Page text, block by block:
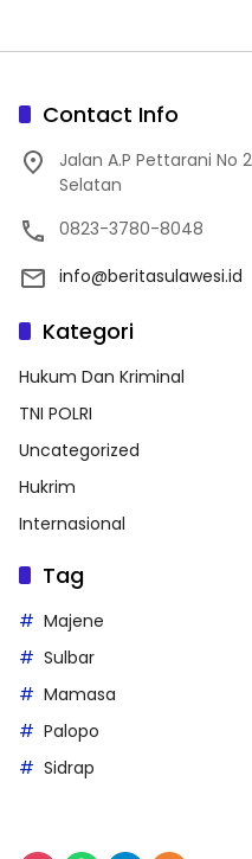
Contact Info
Jalan A.P Pettarani No
Selatan
0823-3780-8048
info@beritasulawesi.id
Kategori
Hukum Dan Kriminal
TNI POLRI
Uncategorized
Hukrim
Internasional
Tag
Majene
Sulbar
Mamasa
Palopo
Sidrap